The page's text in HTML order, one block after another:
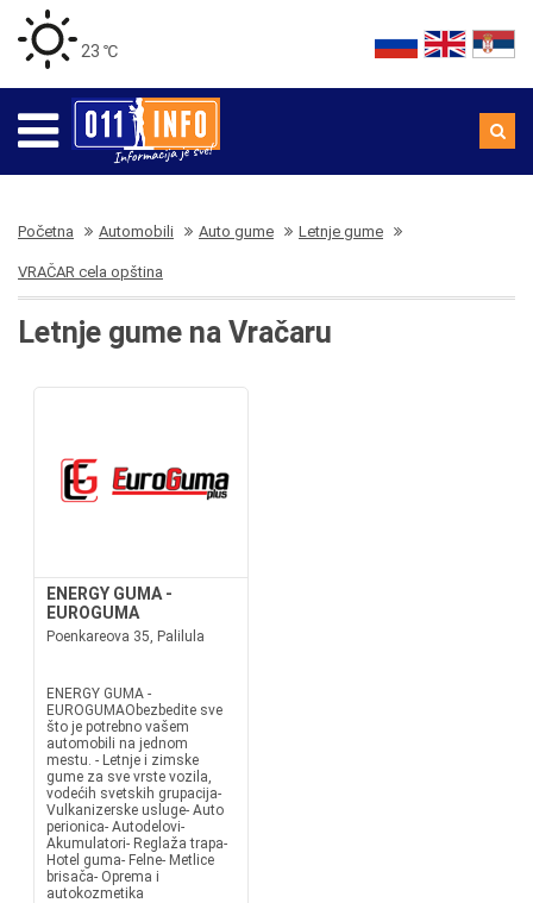
23 ℃
Početna Automobili Auto gume Letnje gume
VRAČAR cela opština
Letnje gume na Vračaru
ENERGY GUMA -
EUROGUMA
Poenkareova 35, Palilula
ENERGY GUMA -
EUROGUMAObezbedite sve
što je potrebno vašem
automobili na jednom
mestu. - Letnje i zimske
gume za sve vrste vozila,
vodećih svetskih grupacija-
Vulkanizerske usluge- Auto
perionica- Autodelovi-
Akumulatori- Reglaža trapa-
Hotel guma- Felne- Metlice
brisača- Oprema i
autokozmetika